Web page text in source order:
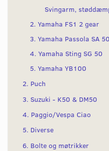
Svingarm,
2. Yamaha FS1 2 gear
3. Yamaha Passola SA 50
4. Yamaha Sting SG 50
5. Yamaha YB100
2. Puch
3. Suzuki - K50 & DM50
4. Paggio/Vespa Ciao
5. Diverse
6. Bolte og møtrikker